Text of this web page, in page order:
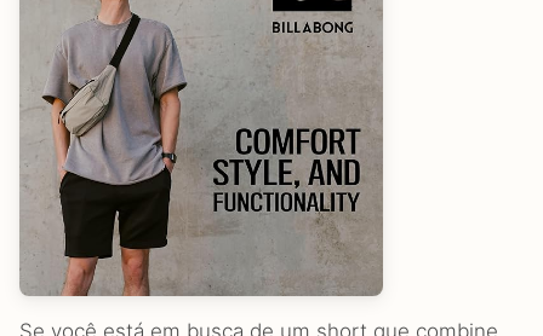
Se você está em busca de um short que combine